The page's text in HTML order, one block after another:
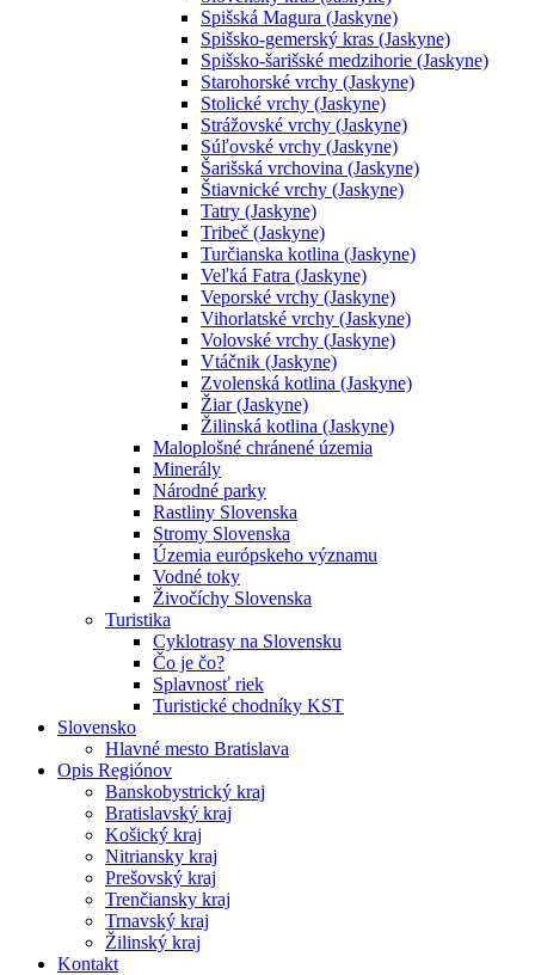
Spišská Magura (Jaskyne)
Spišsko-gemerský kras (Jaskyne)
Spišsko-šarišské medzihorie (Jaskyne)
Starohorské vrchy (Jaskyne)
Stolické vrchy (Jaskyne)
Strážovské vrchy (Jaskyne)
Súľovské vrchy (Jaskyne)
Šarišská vrchovina (Jaskyne)
Štiavnické vrchy (Jaskyne)
Tatry (Jaskyne)
Tribeč (Jaskyne)
Turčianska kotlina (Jaskyne)
Veľká Fatra (Jaskyne)
Veporské vrchy (Jaskyne)
Vihorlatské vrchy (Jaskyne)
Volovské vrchy (Jaskyne)
Vtáčnik (Jaskyne)
Zvolenská kotlina (Jaskyne)
Žiar (Jaskyne)
Žilinská kotlina (Jaskyne)
Maloplošné chránené územia
Minerály
Národné parky
Rastliny Slovenska
Stromy Slovenska
Územia európskeho významu
Vodné toky
Živočíchy Slovenska
Turistika
Cyklotrasy na Slovensku
Čo je čo?
Splavnosť riek
Turistické chodníky KST
Slovensko
Hlavné mesto Bratislava
Opis Regiónov
Banskobystrický kraj
Bratislavský kraj
Košický kraj
Nitriansky kraj
Prešovský kraj
Trenčiansky kraj
Trnavský kraj
Žilinský kraj
Kontakt